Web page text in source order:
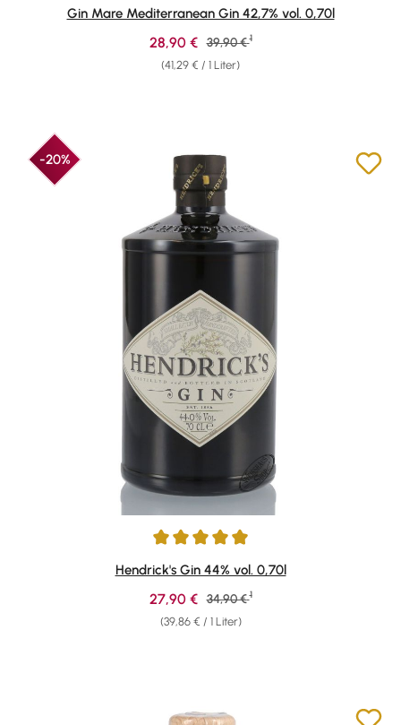
Durchschnittliche Bewertung von 4.91 von 5 Sternen
Gin Mare Mediterranean Gin 42,7% vol. 0,70l
(41,29 € / 1 Liter)
Verkaufspreis:
28,90 € Regulärer Preis:
39,90 € 1
-20%
Durchschnittliche Bewertung von 4.88 von 5 Sternen
Hendrick's Gin 44% vol. 0,70l
(39,86 € / 1 Liter)
Verkaufspreis:
27,90 € Regulärer Preis:
34,90 € 1